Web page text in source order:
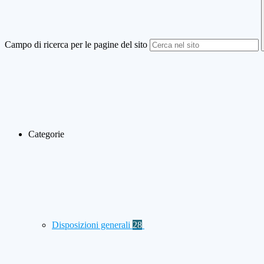
Campo di ricerca per le pagine del sito
Categorie
Disposizioni generali 28